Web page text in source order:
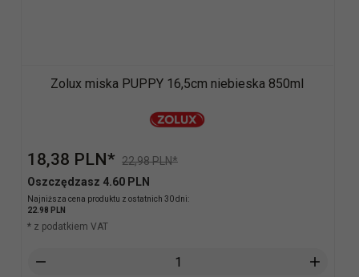
Zolux miska PUPPY 16,5cm niebieska 850ml
18,38 PLN* 22,98 PLN*
Oszczędzasz 4.60 PLN
Najniższa cena produktu z ostatnich 30 dni:
22.98 PLN
* z podatkiem VAT